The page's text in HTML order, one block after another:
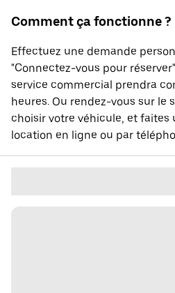
Comment ça fonctionne ?
Effectuez une demande
"Connectez-vous pour
service commercial prendra
heures. Ou rendez-vous sur le
choisir votre véhicule, et faites
location en ligne ou par